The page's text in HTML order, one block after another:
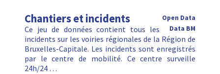
Chantiers et incidents
Open Data
Data BM
Ce jeu de données contient tous les
incidents sur les voiries régionales de la Région de
Bruxelles-Capitale. Les incidents sont enregistrés
par le centre de mobilité. Ce centre surveille
24h/24 …